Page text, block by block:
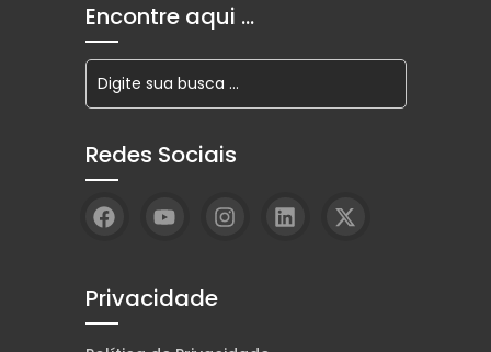
Encontre aqui …
Redes Sociais
Privacidade